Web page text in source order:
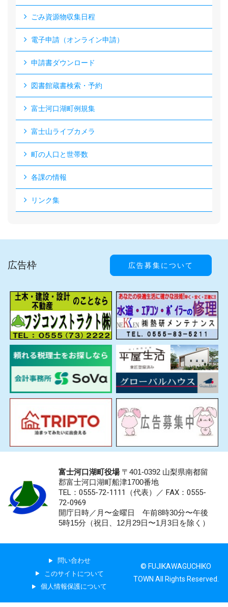
ごみ資源物収集日程
電子申請（オンライン申請）
申請書ダウンロード
図書館蔵書検索・予約
富士河口湖町例規集
富士山ライブカメラ
町の人口と世帯数
各課の情報
リンク集
広告枠 広告募集について
富士河口湖町役場〒401-0392 山梨県南都留
郡富士河口湖町船津1700番地
TEL：0555-72-1111 （代表）／ FAX：0555-
72-0969
開庁日時／月〜金曜日 午前8時30分〜午後
5時15分（祝日、12月29日〜1月3日を除く）
問い合わせ
このサイトについて
個人情報保護について
© FUJIKAWAGUCHIKO
TOWN All Rights Reserved.